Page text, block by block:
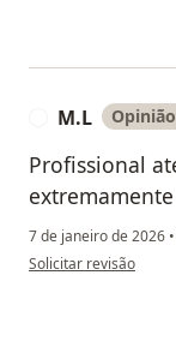
M.L
Profissional
7 de janeiro de 2026 •
na opinião do
Solicitar revisão